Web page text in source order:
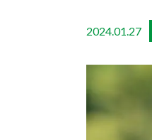
2024.01.27